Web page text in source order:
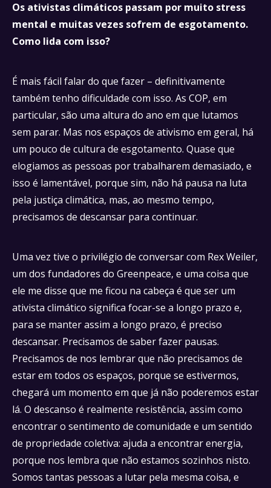
Os ativistas climáticos passam por muito stress
mental e muitas vezes sofrem de esgotamento.
Como lida com isso?
É mais fácil falar do que fazer – definitivamente
também tenho dificuldade com isso. As COP, em
particular, são uma altura do ano em que lutamos
sem parar. Mas nos espaços de ativismo em geral, há
um pouco de cultura de esgotamento. Quase que
elogiamos as pessoas por trabalharem demasiado, e
isso é lamentável, porque sim, não há pausa na luta
pela justiça climática, mas, ao mesmo tempo,
precisamos de descansar para continuar.
Uma vez tive o privilégio de conversar com Rex Weiler,
um dos fundadores do Greenpeace, e uma coisa que
ele me disse que me ficou na cabeça é que ser um
ativista climático significa focar-se a longo prazo e,
para se manter assim a longo prazo, é preciso
descansar. Precisamos de saber fazer pausas.
Precisamos de nos lembrar que não precisamos de
estar em todos os espaços, porque se estivermos,
chegará um momento em que já não poderemos estar
lá. O descanso é realmente resistência, assim como
encontrar o sentimento de comunidade e um sentido
de propriedade coletiva: ajuda a encontrar energia,
porque nos lembra que não estamos sozinhos nisto.
Somos tantas pessoas a lutar pela mesma coisa, e